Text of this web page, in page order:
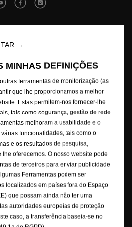
e direitos de autor
Aviso Legal
Reciclagem
Acessibilidade
65423 Rüsselsheim am Main, Alemanha,
website/aplicação é operado pela Stellantis
Rua Vasco da Gama, 20 | 2685-244
Este website/aplicação está alojado na
de serviços de IT Capgemini Technology
- 92287 Suresnes Cedex - França, num
Web Services.
as devidas providências para que o
→
MINHAS DEFINIÇÕES
ferramentas de monitorização (as
que lhe proporcionamos a melhor
Estas permitem-nos fornecer-lhe
tais como segurança, gestão de rede
melhoram a usabilidade e o
funcionalidades, tais como o
e os resultados de pesquisa,
oferecemos. O nosso website pode
de terceiros para enviar publicidade
Ferramentas podem ser
localizados em países fora do Espaço
que possam ainda não ter uma
autoridades europeias de proteção
caso, a transferência baseia-se no